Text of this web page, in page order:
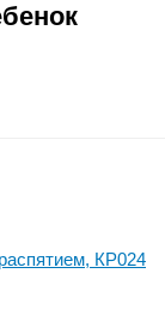
КР024